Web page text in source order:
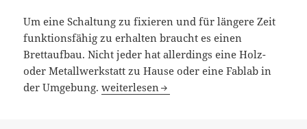
Um eine Schaltung zu fixieren und für längere Zeit
funktionsfähig zu erhalten braucht es einen
Brettaufbau. Nicht jeder hat allerdings eine Holz-
oder Metallwerkstatt zu Hause oder eine Fablab in
der Umgebung.Ein einfacher Brettaufbau
weiterlesen